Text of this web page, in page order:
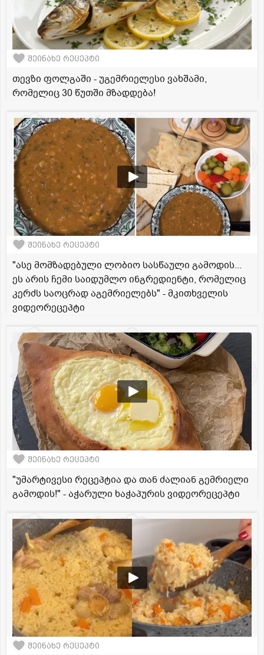
შეინახე რეცეპტი
თევზი ფოლგაში - უგემრიელესი ვახშამი,
რომელიც 30 წუთში მზადდება!
შეინახე რეცეპტი
"ასე მომზადებული ლობიო სასწაული გამოდის...
ეს არის ჩემი საიდუმლო ინგრედიენტი, რომელიც
კერძს საოცრად აგემრიელებს" - მკითხველის
ვიდეორეცეპტი
შეინახე რეცეპტი
"უმარტივესი რეცეპტია და თან ძალიან გემრიელი
გამოდის!" - აჭარული ხაჭაპურის ვიდეორეცეპტი
შეინახე რეცეპტი